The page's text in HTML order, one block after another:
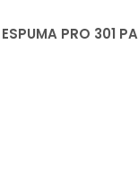
ESPUMA PRO 301